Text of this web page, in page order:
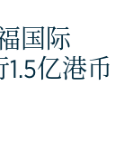
国际
1.5亿港币